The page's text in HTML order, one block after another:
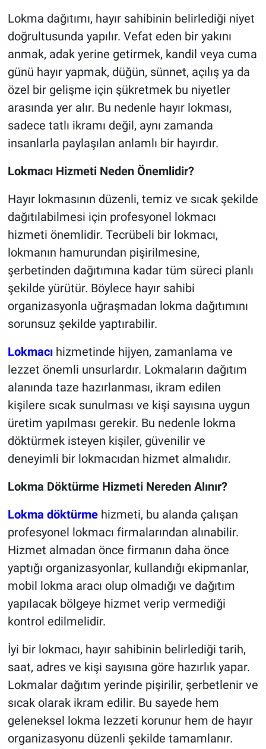
Lokma dağıtımı, hayır sahibinin belirlediği niyet
doğrultusunda yapılır. Vefat eden bir yakını
anmak, adak yerine getirmek, kandil veya cuma
günü hayır yapmak, düğün, sünnet, açılış ya da
özel bir gelişme için şükretmek bu niyetler
arasında yer alır. Bu nedenle hayır lokması,
sadece tatlı ikramı değil, aynı zamanda
insanlarla paylaşılan anlamlı bir hayırdır.
Lokmacı Hizmeti Neden Önemlidir?
Hayır lokmasının düzenli, temiz ve sıcak şekilde
dağıtılabilmesi için profesyonel lokmacı
hizmeti önemlidir. Tecrübeli bir lokmacı,
lokmanın hamurundan pişirilmesine,
şerbetinden dağıtımına kadar tüm süreci planlı
şekilde yürütür. Böylece hayır sahibi
organizasyonla uğraşmadan lokma dağıtımını
sorunsuz şekilde yaptırabilir.
Lokmacıhizmetinde hijyen, zamanlama ve
lezzet önemli unsurlardır. Lokmaların dağıtım
alanında taze hazırlanması, ikram edilen
kişilere sıcak sunulması ve kişi sayısına uygun
üretim yapılması gerekir. Bu nedenle lokma
döktürmek isteyen kişiler, güvenilir ve
deneyimli bir lokmacıdan hizmet almalıdır.
Lokma Döktürme Hizmeti Nereden Alınır?
Lokma döktürmehizmeti, bu alanda çalışan
profesyonel lokmacı firmalarından alınabilir.
Hizmet almadan önce firmanın daha önce
yaptığı organizasyonlar, kullandığı ekipmanlar,
mobil lokma aracı olup olmadığı ve dağıtım
yapılacak bölgeye hizmet verip vermediği
kontrol edilmelidir.
İyi bir lokmacı, hayır sahibinin belirlediği tarih,
saat, adres ve kişi sayısına göre hazırlık yapar.
Lokmalar dağıtım yerinde pişirilir, şerbetlenir ve
sıcak olarak ikram edilir. Bu sayede hem
geleneksel lokma lezzeti korunur hem de hayır
organizasyonu düzenli şekilde tamamlanır.